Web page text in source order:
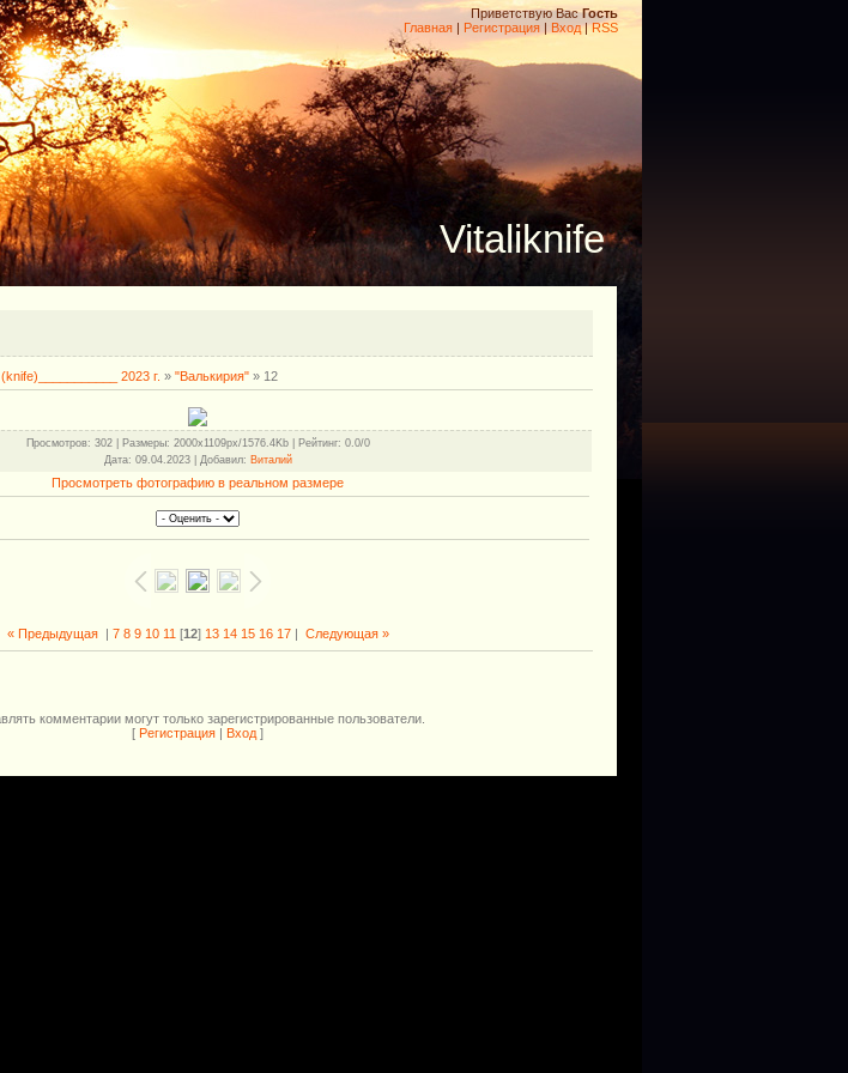
Приветствую Вас Гость
Главная | Регистрация | Вход|RSS
Vitaliknife
2023 г. » "Валькирия" » 12
Просмотров: 302 | Размеры: 2000x1109px/1576.4Kb | Рейтинг: 0.0/0
Дата: 09.04.2023 | Добавил: Виталий
Просмотреть фотографию в реальном размере
« Предыдущая| 7 8 9 10 11 [12] 13 14 15 16 17| Следующая »
комментарии могут только зарегистрированные пользователи.
[ Регистрация Вход ]